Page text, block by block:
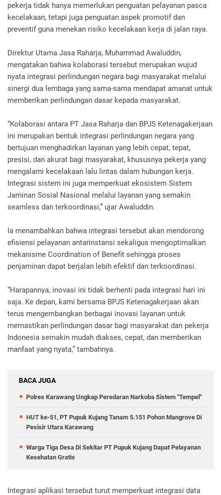
pekerja tidak hanya memerlukan penguatan pelayanan pasca
kecelakaan, tetapi juga penguatan aspek promotif dan
preventif guna menekan risiko kecelakaan kerja di jalan raya.
Direktur Utama Jasa Raharja, Muhammad Awaluddin,
mengatakan bahwa kolaborasi tersebut merupakan wujud
nyata integrasi perlindungan negara bagi masyarakat melalui
sinergi dua lembaga yang sama-sama mendapat amanat untuk
memberikan perlindungan dasar kepada masyarakat.
“Kolaborasi antara PT Jasa Raharja dan BPJS Ketenagakerjaan
ini merupakan bentuk integrasi perlindungan negara yang
bertujuan menghadirkan layanan yang lebih cepat, tepat,
presisi, dan akurat bagi masyarakat, khususnya pekerja yang
mengalami kecelakaan lalu lintas dalam hubungan kerja.
Integrasi sistem ini juga memperkuat ekosistem Sistem
Jaminan Sosial Nasional melalui layanan yang semakin
seamless dan terkoordinasi,” ujar Awaluddin.
Ia menambahkan bahwa integrasi tersebut akan mendorong
efisiensi pelayanan antarinstansi sekaligus mengoptimalkan
mekanisme Coordination of Benefit sehingga proses
penjaminan dapat berjalan lebih efektif dan terkoordinasi.
“Harapannya, inovasi ini tidak berhenti pada integrasi hari ini
saja. Ke depan, kami bersama BPJS Ketenagakerjaan akan
terus mengembangkan berbagai inovasi layanan untuk
memastikan perlindungan dasar bagi masyarakat dan pekerja
Indonesia semakin mudah diakses, cepat, dan memberikan
manfaat yang nyata,” tambahnya.
BACA JUGA
Polres Karawang Ungkap Peredaran Narkoba Sistem "Tempel"
HUT ke-51, PT Pupuk Kujang Tanam 5.151 Pohon Mangrove Di
Pesisir Utara Karawang
Warga Tiga Desa Di Sekitar PT Pupuk Kujang Dapat Pelayanan
Kesehatan Gratis
Integrasi aplikasi tersebut turut memperkuat integrasi data